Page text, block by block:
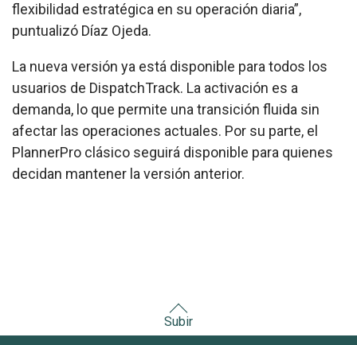
flexibilidad estratégica en su operación diaria”,
puntualizó Díaz Ojeda.
La nueva versión ya está disponible para todos los
usuarios de DispatchTrack. La activación es a
demanda, lo que permite una transición fluida sin
afectar las operaciones actuales. Por su parte, el
PlannerPro clásico seguirá disponible para quienes
decidan mantener la versión anterior.
Subir